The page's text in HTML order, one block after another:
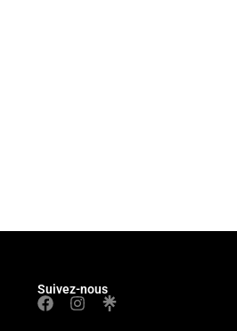
Suivez-nous